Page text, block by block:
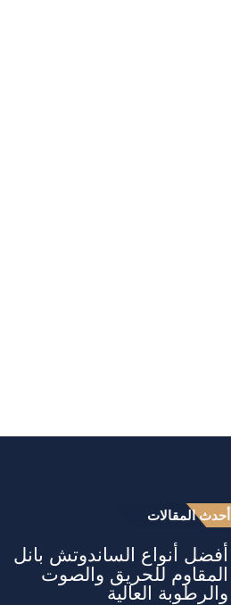
أحدث المقالات
أفضل أنواع الساندوتش بانل
المقاوم للحريق والصوت
والرطوبة العالية